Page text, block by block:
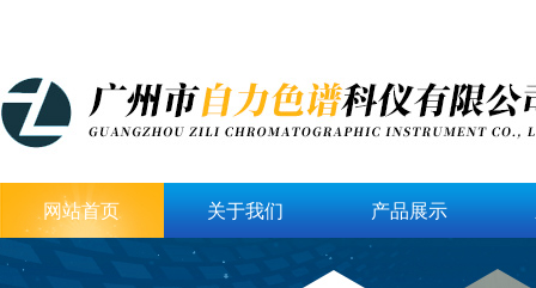
网站首页 关于我们 产品展示